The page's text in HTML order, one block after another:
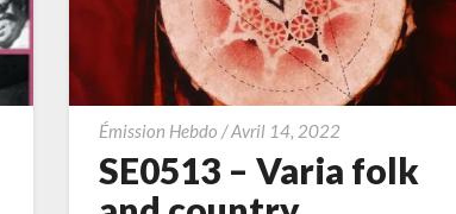
Émission Hebdo /Avril 14, 2022
–
Varia
SE0513 – Varia folk